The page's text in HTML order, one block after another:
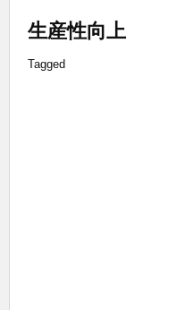
生産性向上
Tagged